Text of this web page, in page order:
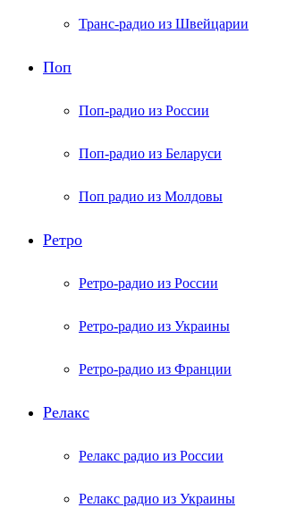
Транс-радио из Швейцарии
Поп
Поп-радио из России
Поп-радио из Беларуси
Поп радио из Молдовы
Ретро
Ретро-радио из России
Ретро-радио из Украины
Ретро-радио из Франции
Релакс
Релакс радио из России
Релакс радио из Украины